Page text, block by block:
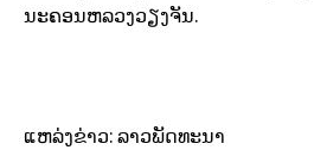
ນະຄອນຫລວງວຽງຈັນ.
ແຫລ່ງຂ່າວ: ລາວພັດທະນາ